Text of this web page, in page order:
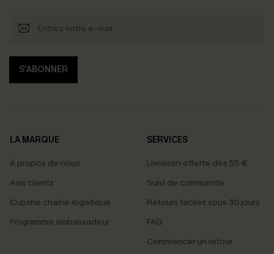
S'ABONNER
LA MARQUE
À propos de nous
Avis clients
Cupshe chaîne logistique
Programme ambassadeur
SERVICES
Livraison offerte dès 55 €
Suivi de commande
Retours faciles sous 30 jours
FAQ
Commencer un retour